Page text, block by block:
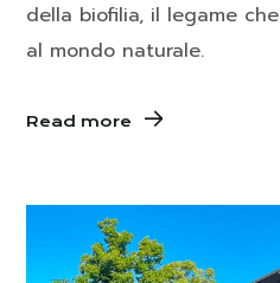
della biofilia, il legame
al mondo naturale.
Read more